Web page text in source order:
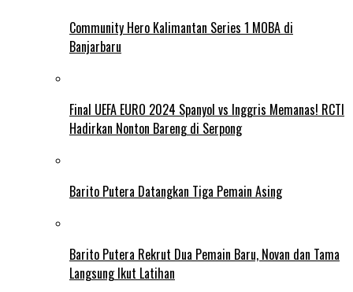
Community Hero Kalimantan Series 1 MOBA di
Banjarbaru
Final UEFA EURO 2024 Spanyol vs Inggris Memanas! RCTI
Hadirkan Nonton Bareng di Serpong
Barito Putera Datangkan Tiga Pemain Asing
Barito Putera Rekrut Dua Pemain Baru, Novan dan Tama
Langsung Ikut Latihan